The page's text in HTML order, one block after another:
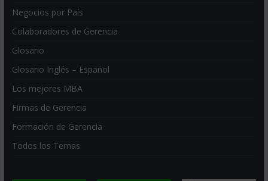
Negocios por País
Colaboradores de Gerencia
Glosario
Glosario Inglés – Español
Los mejores MBA
Firmas de Gerencia
Formación de Gerencia
Todos los Temas